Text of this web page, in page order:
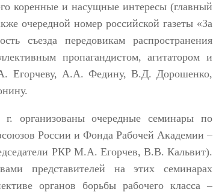
коренные и насущные интересы (главный
очередной номер российской газеты «За
съезда передовикам распространения
пропагандистом, агитатором и
Егорчеву, А.А. Федину, В.Д. Дорошенко,
организованы очередные семинары по
России и Фонда Рабочей Академии –
РКР М.А. Егорчев, В.В. Кальвит).
представителей на этих семинарах
органов борьбы рабочего класса –